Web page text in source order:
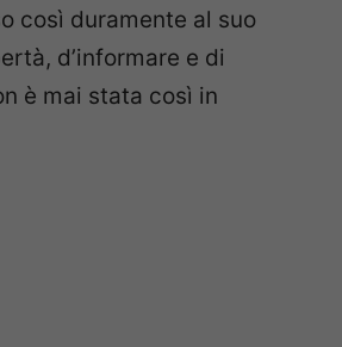
così duramente al suo
d’informare e di
è mai stata così in